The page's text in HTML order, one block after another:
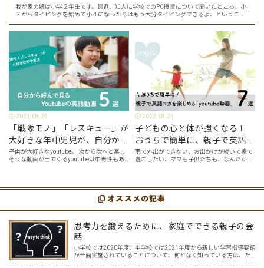
我が家の娘は小学２年生です。最近、知人に学校でのPC授業について聞いたところ、小
３からタイピングを始めて小４になった今はもう大分タイピングできるよ、ということ
で…
2022.08.29
「戦隊モノ」「レスキュー」が
大好きな年中男児が、自分から
好んで見るyoutube英語動画５
選
子供が大好きなyoutube。 次から次へと楽し
そうな動画が出てくるyoutubeは中毒性もあ
youtubeやゲーム、アプリだ…
2022.08.21
子どもの心と体が強くなる！
おうちで簡単に、親子で英語ヨ
ガを楽しめる「youtube動画」
７選
雨で外出ができない、お出かけが続いて家で
過ごしたい、ママも子供たちも、なんだか疲
スメの「youtube動画」を紹介します…
オススメの記事
思考力を鍛えるために、家庭でできる親子の会
話
小学校では2020年度、中学校では2021年度から新しい学習指導要領
が全面実施されていることについて、何となく知っている方は、た